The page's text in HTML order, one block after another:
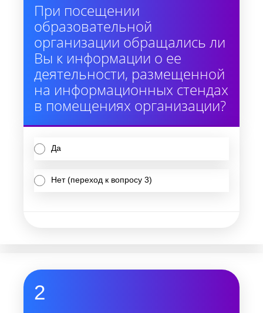
При посещении
образовательной
организации обращались ли
Вы к информации о ее
деятельности, размещенной
на информационных стендах
в помещениях организации?
Да
Нет (переход к вопросу 3)
2